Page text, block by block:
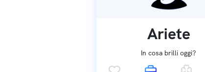
Ariete
In cosa brilli oggi?